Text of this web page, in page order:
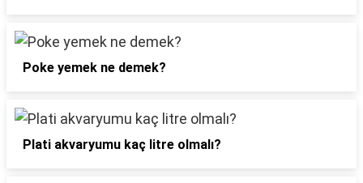
Poke yemek ne demek?
Plati akvaryumu kaç litre olmalı?